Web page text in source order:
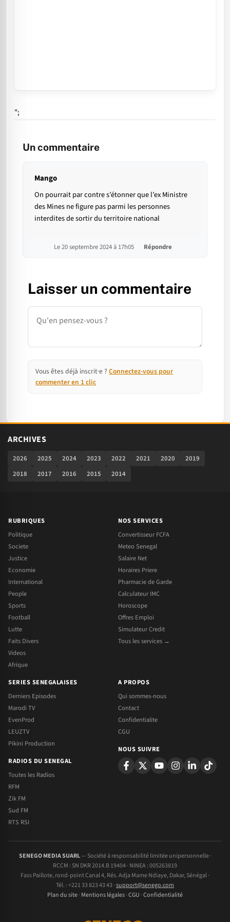
";
Un commentaire
Mango
On pourrait par contre s’étonner que l’ex Ministre
des Mines ne figure pas parmi les personnes
interdites de sortir du territoire national
Le 20 septembre 2024 à 17h05 Répondre
Laisser un commentaire
Commentaire
Vous êtes déjà inscrit·e ? Connectez-vous pour
commenter en 1 clic
ARCHIVES
2026 2025 2024 2023 2022 2021 2020
2019
2018
2017 2016 2015 2014
RUBRIQUES
Politique
Societe
Justice
Economie
International
People
Sports
Football
Lutte
Faits Divers
Videos
Afrique
NOS SERVICES
Convertisseur FCFA
Meteo Senegal
Salaire Net
Horaires Priere
Pharmacie de Garde
Calculateur IMC
Horoscope
Offres Emploi
Simulateur Credit
Tous les services →
SERIES SENEGALAISES
Derniers Episodes
Marodi TV
EvenProd
LEUZTV
Pikini Production
RADIOS DU SENEGAL
Toutes les Radios
RFM
Zik FM
Sud FM
RTS RSI
A PROPOS
Qui sommes-nous
Contact
Confidentialite
CGU
NOUS SUIVRE
SENEGO MEDIA SUARL— Société à responsabilité limitée unipersonnelle ·
RCCM : SN DKR 2014.B 19404 · NINEA : 005263819
Fass Paillote, rond-point Canal 4, Rés. Adja Mame Ndiaye, Dakar, Sénégal ·
Tél. : +221 33 823 43 43 ·support@senego.com
Plan du site· Mentions légales·CGU ·Confidentialité